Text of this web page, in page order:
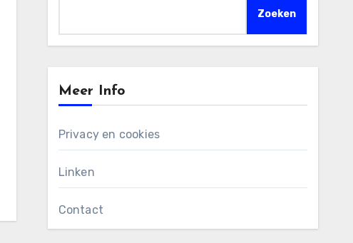
Zoeken
Meer Info
Privacy en cookies
Linken
Contact